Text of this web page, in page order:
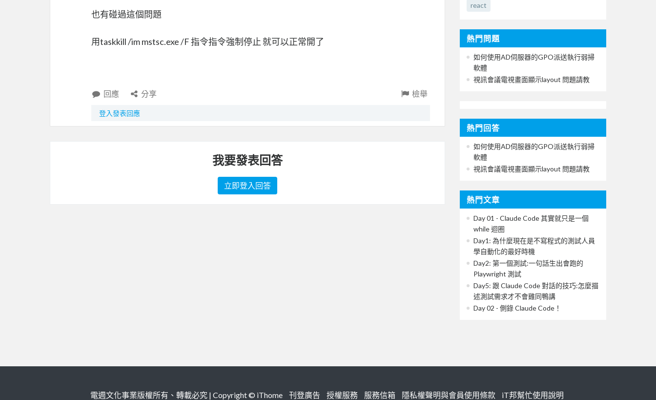
也有碰過這個問題
用taskkill /im mstsc.exe /F 指令指令強制停止 就可以正常開了
回應 分享 檢舉
登入發表回應
我要發表回答
立即登入回答
react
熱門問題
如何使用AD伺服器的GPO派送執行弱掃
軟體
視訊會議電視畫面顯示layout 問題請教
熱門回答
如何使用AD伺服器的GPO派送執行弱掃
軟體
視訊會議電視畫面顯示layout 問題請教
熱門文章
Day 01 - Claude Code 其實就只是一個
while 迴圈
Day1: 為什麼現在是不寫程式的測試人員
學自動化的最好時機
Day2: 第一個測試:一句話生出會跑的
Playwright 測試
Day5: 跟 Claude Code 對話的技巧:怎麼描
述測試需求才不會雞同鴨講
Day 02 - 側錄 Claude Code！
電週文化事業版權所有、轉載必究 | Copyright © iThome 刊登廣告 授權服務 服務信箱 隱私權聲明與會員使用條款 iT邦幫忙使用說明